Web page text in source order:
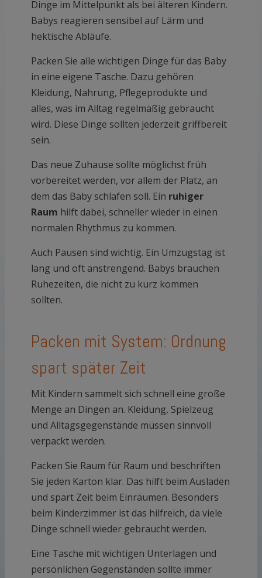
Dinge im Mittelpunkt als bei älteren Kindern.
Babys reagieren sensibel auf Lärm und
hektische Abläufe.
Packen Sie alle wichtigen Dinge für das Baby
in eine eigene Tasche. Dazu gehören
Kleidung, Nahrung, Pflegeprodukte und
alles, was im Alltag regelmäßig gebraucht
wird. Diese Dinge sollten jederzeit griffbereit
sein.
Das neue Zuhause sollte möglichst früh
vorbereitet werden, vor allem der Platz, an
dem das Baby schlafen soll. Ein ruhiger
Raum hilft dabei, schneller wieder in einen
normalen Rhythmus zu kommen.
Auch Pausen sind wichtig. Ein Umzugstag ist
lang und oft anstrengend. Babys brauchen
Ruhezeiten, die nicht zu kurz kommen
sollten.
Packen mit System: Ordnung
spart später Zeit
Mit Kindern sammelt sich schnell eine große
Menge an Dingen an. Kleidung, Spielzeug
und Alltagsgegenstände müssen sinnvoll
verpackt werden.
Packen Sie Raum für Raum und beschriften
Sie jeden Karton klar. Das hilft beim Ausladen
und spart Zeit beim Einräumen. Besonders
beim Kinderzimmer ist das hilfreich, da viele
Dinge schnell wieder gebraucht werden.
Eine Tasche mit wichtigen Unterlagen und
persönlichen Gegenständen sollte immer